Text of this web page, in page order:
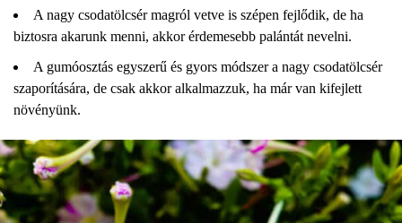
A nagy csodatölcsér magról vetve is szépen fejlődik, de ha
biztosra akarunk menni, akkor érdemesebb palántát nevelni.
A gumóosztás egyszerű és gyors módszer a nagy csodatölcsér
szaporítására, de csak akkor alkalmazzuk, ha már van kifejlett
növényünk.